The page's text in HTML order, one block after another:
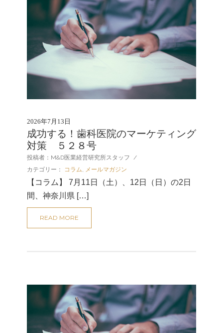
2026年7月13日
成功する！歯科医院のマーケティング
対策 ５２８号
投稿者：M&D医業経営研究所スタッフ /
カテゴリー：
コラム, メールマガジン
【コラム】 7月11日（土）、12日（日）の2日
間、神奈川県 […]
READ MORE